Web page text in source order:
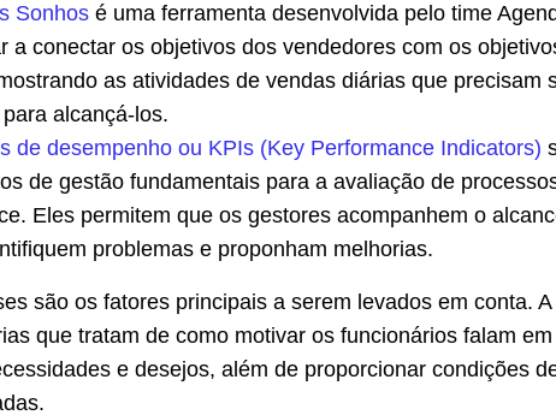
Sonhos é uma ferramenta desenvolvida pelo time
a conectar os objetivos dos vendedores com os
as atividades de vendas diárias que precisam
alcançá-los.
de desempenho ou KPIs (Key Performance Indicators)
de gestão fundamentais para a avaliação de
Eles permitem que os gestores acompanhem o
problemas e proponham melhorias.
são os fatores principais a serem levados em conta. A
que tratam de como motivar os funcionários falam em
e desejos, além de proporcionar condições